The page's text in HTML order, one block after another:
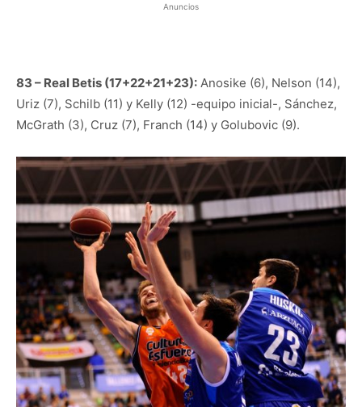
Anuncios
83 – Real Betis (17+22+21+23): Anosike (6), Nelson (14),
Uriz (7), Schilb (11) y Kelly (12) -equipo inicial-, Sánchez,
McGrath (3), Cruz (7), Franch (14) y Golubovic (9).